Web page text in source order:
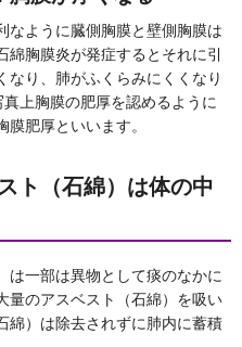
なように臓側胸膜と壁側胸膜は
胸膜炎が発症するとそれに引
なり、肺がふくらみにくくなり
上胸膜の肥厚を認めるように
肥厚といいます。
ト（石綿）は体の中
は一部は異物として痰のなかに
量のアスベスト（石綿）を吸い
綿）は除去されずに肺内に蓄積